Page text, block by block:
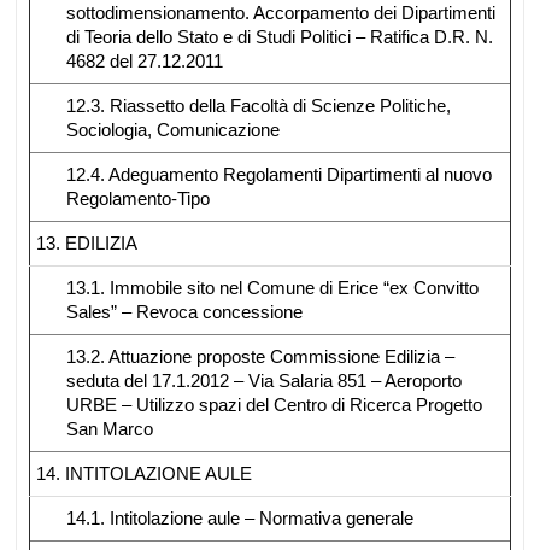
sottodimensionamento. Accorpamento dei Dipartimenti
di Teoria dello Stato e di Studi Politici – Ratifica D.R. N.
4682 del 27.12.2011
12.3. Riassetto della Facoltà di Scienze Politiche,
Sociologia, Comunicazione
12.4. Adeguamento Regolamenti Dipartimenti al nuovo
Regolamento-Tipo
13. EDILIZIA
13.1. Immobile sito nel Comune di Erice “ex Convitto
Sales” – Revoca concessione
13.2. Attuazione proposte Commissione Edilizia –
seduta del 17.1.2012 – Via Salaria 851 – Aeroporto
URBE – Utilizzo spazi del Centro di Ricerca Progetto
San Marco
14. INTITOLAZIONE AULE
14.1. Intitolazione aule – Normativa generale